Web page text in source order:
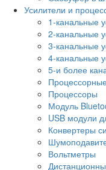
Усилители и
1-канальные
2-канальные
3-канальные
4-канальные
5-и более
Процессоры
Модуль
USB модули
Конвертеры
Вольтметры